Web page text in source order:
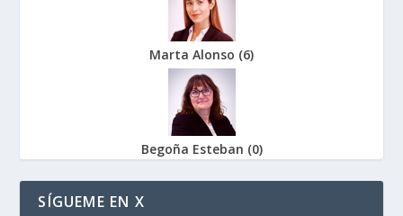
Marta Alonso (6)
Begoña Esteban (0)
SÍGUEME EN X